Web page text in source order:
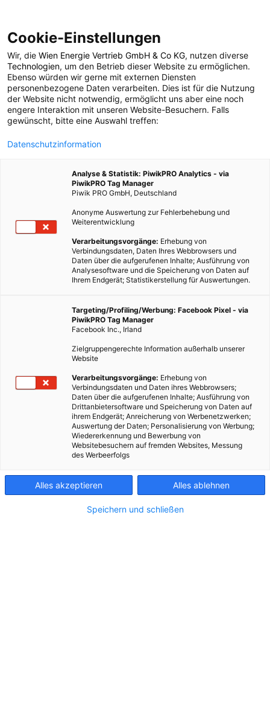
POSTS BY TAG
lichtverhältnisse
1 BEITRAG
Cookie-Einstellungen
Wir, die Wien Energie Vertrieb GmbH & Co KG, nutzen diverse
Technologien, um den Betrieb dieser Website zu ermöglichen.
Ebenso würden wir gerne mit externen Diensten
personenbezogene Daten verarbeiten. Dies ist für die Nutzung
der Website nicht notwendig, ermöglicht uns aber eine noch
engere Interaktion mit unseren Website-Besuchern. Falls
gewünscht, bitte eine Auswahl treffen:
Datenschutzinformation
Analyse & Statistik: PiwikPRO Analytics - via
PiwikPRO Tag Manager
Piwik PRO GmbH, Deutschland
Anonyme Auswertung zur Fehlerbehebung und
Weiterentwicklung
Verarbeitungsvorgänge: Erhebung von
Verbindungsdaten, Daten Ihres Webbrowsers und
Daten über die aufgerufenen Inhalte; Ausführung von
Analysesoftware und die Speicherung von Daten auf
Ihrem Endgerät; Statistikerstellung für Auswertungen.
Targeting/Profiling/Werbung: Facebook Pixel - via
PiwikPRO Tag Manager
Facebook Inc., Irland
Zielgruppengerechte Information außerhalb unserer
Website
Verarbeitungsvorgänge: Erhebung von
Verbindungsdaten und Daten ihres Webbrowsers;
Daten über die aufgerufenen Inhalte; Ausführung von
Drittanbietersoftware und Speicherung von Daten auf
ihrem Endgerät; Anreicherung von Werbenetzwerken;
Auswertung der Daten; Personalisierung von Werbung;
Wiedererkennung und Bewerbung von
Websitebesuchern auf fremden Websites, Messung
des Werbeerfolgs
Alles akzeptieren Alles ablehnen
Speichern und schließen